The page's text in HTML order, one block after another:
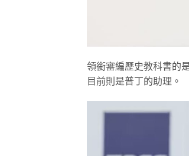
領銜審編歷史教科書的
目前則是普丁的助理。